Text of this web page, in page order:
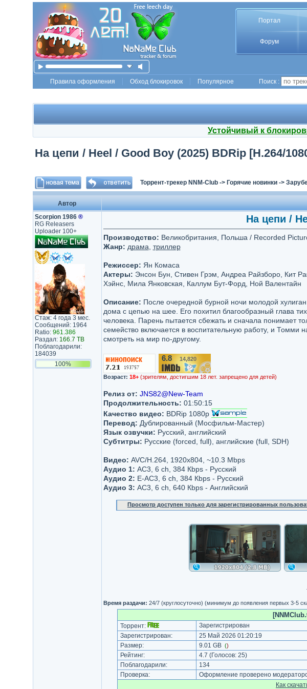
Портал
Форум
Правила оформления Обход блокировок Популярное Поиск :
Устойчивый к
На цепи / Heel / Good Boy (2025) BDRip [H.264/
Торрент-трекер NNM-Club-> Горячие новинки->
Автор
Scorpion 1986 ®
RG Releasers
Uploader 100+
Стаж: 4 года 3 мес.
Сообщений: 1964
Ratio: 961.386
Раздал: 166.7 TB
Поблагодарили:
184039
100%
На цепи /
Производство: Великобритания, Польша / Recorded
Жанр: драма триллер
Режиссер: Ян Комаса
Актеры: Энсон Бун, Стивен Грэм, Андреа Райзборо, Кит
Хэйнс, Мила Янковская, Каллум Бут-Форд, Ной Валентайн
Описание: После очередной бурной ночи молодой
дома с цепью на шее. Его похитил благообразный глава
человека. Парень пытается сбежать и сначала понимает
семейство включается в воспитательную работу, и Томми
смотреть на мир по-другому.
6.8/10 14,820
Возраст: 18+ (зрителям, достигшим 18 лет. запрещено для детей)
Релиз от: JNS82@New-Team
Продолжительность: 01:50:15
Качество видео: BDRip 1080p
Перевод: Дублированный (Мосфильм-Мастер)
Язык озвучки: Русский, английский
Субтитры: Русские (forced, full), английские (full, SDH)
Видео: AVC/H.264, 1920x804, ~10.3 Mbps
Аудио 1: AC3, 6 ch, 384 Кbps - Русский
Аудио 2: Е-AC3, 6 ch, 384 Кbps - Русский
Аудио 3: AC3, 6 ch, 640 Кbps - Английский
Просмотр доступен только для зарегистрированных
Время раздачи: 24/7 (круглосуточно) (минимум до появления первых 3-5
Торрент:
Зарегистрирован
Зарегистрирован:
25 Май 2026 01:20:19
Размер:
9.01 GB ()
Рейтинг: 4.7 (Голосов: 25)
Поблагодарили:
134
Проверка:
Оформление проверено
Как